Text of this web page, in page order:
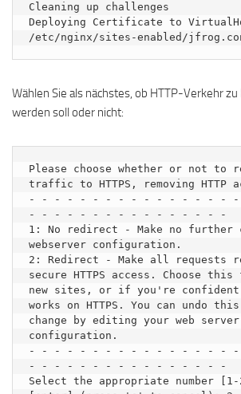
Cleaning up challenges
Deploying Certificate to
Wählen Sie als nächstes, ob HTTP-Verkehr
werden soll oder nicht:
Please choose whether or not to
traffic to HTTPS, removing HTTP
- - - - - - - - - - - - - - - -
- - - - - - - - - - - - - - - -
1: No redirect - Make no further
webserver configuration.
2: Redirect - Make all requests
secure HTTPS access. Choose
new sites, or if you're
works on HTTPS. You can undo this
change by editing your web
configuration.
- - - - - - - - - - - - - - - -
- - - - - - - - - - - - - - - -
Select the appropriate number